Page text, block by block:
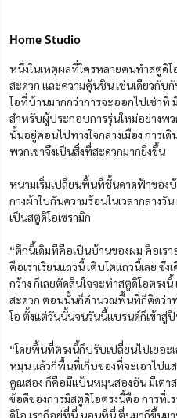
Home Studio
หนึ่งในเหตุผลที่ใครหลายคนทำสตูดิ
สะดวก และความคุ้นชิน เช่นเดียวกั
โอที่บ้านมากกว่าการจะออกไปเช่าที่
สำหรับผู้ประกอบการรุ่นใหม่อย่างพ
นั้นอยู่ค่อนไปทางใจกลางเมือง การเ
พวกเขาจึงเป็นสิ่งที่สะดวกมากยิ่งขึ้น
หนามเริ่มเปลี่ยนพื้นที่ชั้นดาดฟ้าของบ้
กางผ้าใบกันความร้อนในเวลากลางวัน
เป็นสตูดิโอเซรามิก
“ตึกนี้เดิมทีคือเป็นบ้านของผม คือเรา
คือเราเรียนแถวนี้ เติบโตแถวนี้เลย
กว้าง ก็เลยตัดสินใจจะทำสตูดิโอตรงนี้
สะดวก ตอนนั้นก็คำนวณพื้นที่ก็คิดว่า
โอ ตั้งแต่วันนั้นจนวันนี้แบรนด์ก็เข้าสู่ปี
“โดยพื้นที่ตรงนี้ก็ปรับเปลี่ยนไปเยอะ
หมุน แล้วก็พื้นที่เก็บของที่จะเอาไปแ
คูณสอง ก็คือมีแป้นหมุนสองอัน มีเตาส
ข้อดีของการมีสตูดิโอตรงนี้คือ การที่เ
ดิโอ เราก็อยู่ที่นี่ นอนที่นี่ ตื่นมาก็ขึ้นมา